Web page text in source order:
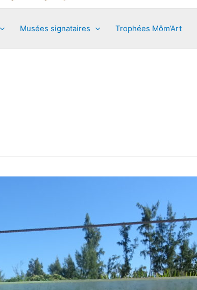
Musées signataires Trophées Môm’Art